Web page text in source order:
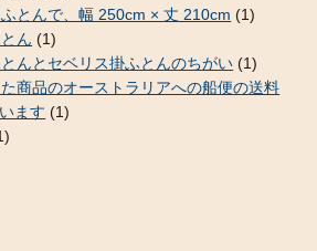
とんで、幅 250cm × 丈 210cm (1)
ん (1)
んとセベリス掛ふとんのちがい (1)
商品のオーストラリアへの船便の送料
ます (1)